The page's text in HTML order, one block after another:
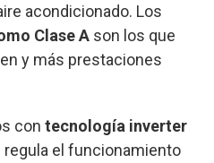
acondicionado. Los
Clase A son los que
y más prestaciones
con tecnología inverter
el funcionamiento